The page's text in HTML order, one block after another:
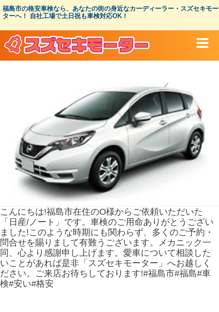
コ
ン
ツ
福島市の格安車検なら、あなたの街の身近なカーディーラー・スズセキモー
ターへ！ 自社工場で土日祝も車検対応OK！
こんにちは!福島市在住のO様からご依頼いただいた
「日産/ノート」です。車検のご用命ありがとうござい
ました!このような時期にも関わらず、多くのご予約・
問合せを賜りまして有難うございます。メカニック一
同、心より感謝申し上げます。愛車について相談した
いことがあれば是非「スズセキモーター」へお越しく
ださい。ご来店お待ちしております!#福島市#福島#車
検#安い#格安